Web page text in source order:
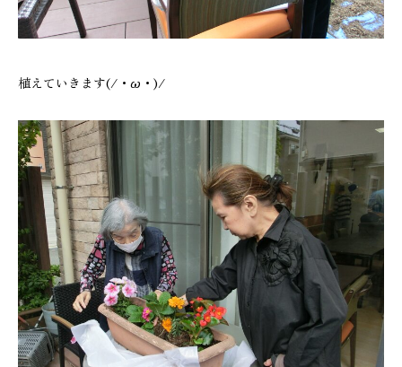
植えていきます(/・ω・)/